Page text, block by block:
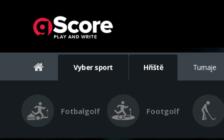
Vyber sport Hřiště Turnaje
Fotbalgolf Footgolf